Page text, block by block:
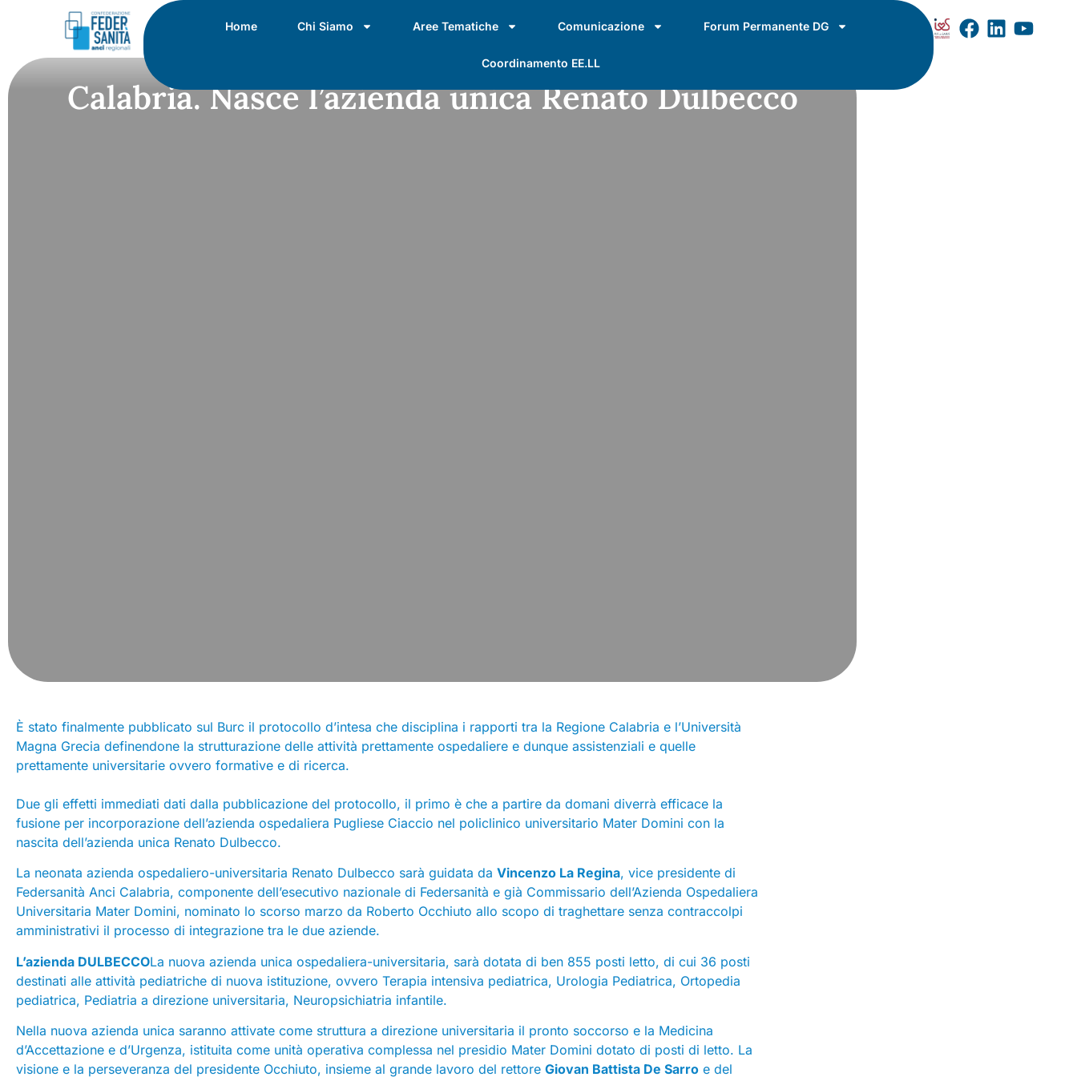
Home Chi Siamo Aree Tematiche Comunicazione Forum Permanente DG
Coordinamento EE.LL
Calabria. Nasce l’azienda unica Renato Dulbecco
È stato finalmente pubblicato sul Burc il protocollo d’intesa che disciplina i rapporti tra la Regione Calabria e l’Università
Magna Grecia definendone la strutturazione delle attività prettamente ospedaliere e dunque assistenziali e quelle
prettamente universitarie ovvero formative e di ricerca.
Due gli effetti immediati dati dalla pubblicazione del protocollo, il primo è che a partire da domani diverrà efficace la
fusione per incorporazione dell’azienda ospedaliera Pugliese Ciaccio nel policlinico universitario Mater Domini con la
nascita dell’azienda unica Renato Dulbecco.
La neonata azienda ospedaliero-universitaria Renato Dulbecco sarà guidata da Vincenzo La Regina, vice presidente di
Federsanità Anci Calabria, componente dell’esecutivo nazionale di Federsanità e già Commissario dell’Azienda Ospedaliera
Universitaria Mater Domini, nominato lo scorso marzo da Roberto Occhiuto allo scopo di traghettare senza contraccolpi
amministrativi il processo di integrazione tra le due aziende.
L’azienda DULBECCOLa nuova azienda unica ospedaliera-universitaria, sarà dotata di ben 855 posti letto, di cui 36 posti
destinati alle attività pediatriche di nuova istituzione, ovvero Terapia intensiva pediatrica, Urologia Pediatrica, Ortopedia
pediatrica, Pediatria a direzione universitaria, Neuropsichiatria infantile.
Nella nuova azienda unica saranno attivate come struttura a direzione universitaria il pronto soccorso e la Medicina
d’Accettazione e d’Urgenza, istituita come unità operativa complessa nel presidio Mater Domini dotato di posti di letto. La
visione e la perseveranza del presidente Occhiuto, insieme al grande lavoro del rettore Giovan Battista De Sarro e del